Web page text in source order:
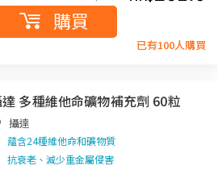
購買
已有100人購買
多種維他命礦物補充劑 60粒
攝達
蘊含24種維他命和礦物質
抗衰老、減少重金屬侵害